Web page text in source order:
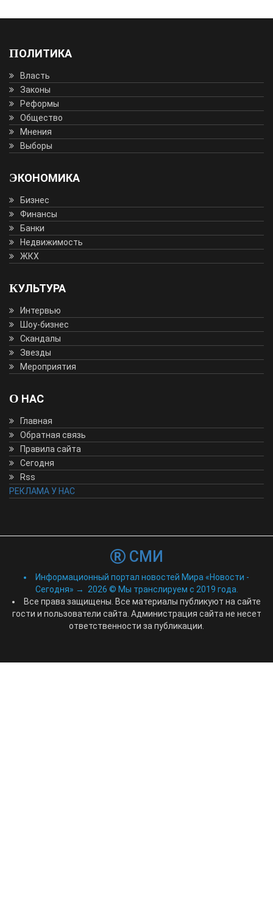
ПОЛИТИКА
Власть
Законы
Реформы
Общество
Мнения
Выборы
ЭКОНОМИКА
Бизнес
Финансы
Банки
Недвижимость
ЖКХ
КУЛЬТУРА
Интервью
Шоу-бизнес
Скандалы
Звезды
Мероприятия
О НАС
Главная
Обратная связь
Правила сайта
Сегодня
Rss
РЕКЛАМА У НАС
СМИ
Информационный портал новостей Мира «Новости -
Сегодня» → 2026 © Мы транслируем с 2019 года.
Все права защищены. Все материалы публикуют на сайте
гости и пользователи сайта. Администрация сайта не несет
ответственности за публикации.